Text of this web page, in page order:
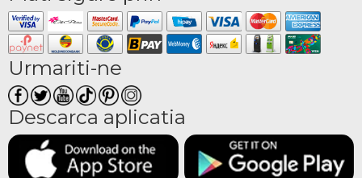
Urmariti-ne
Descarca aplicatia